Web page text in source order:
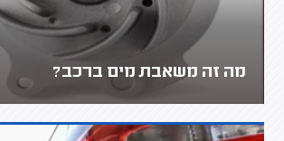
מה זה משאבת מים ברכב?